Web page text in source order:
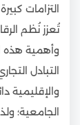
التزامات
تُعزز نُظم
وأهمية هذه
التبادل
والإقليمية
الجامعية؛